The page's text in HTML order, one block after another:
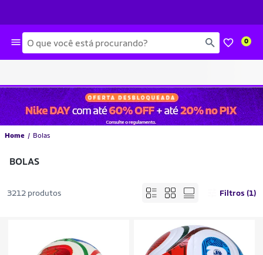
Busca 0
Home Bolas
BOLAS
3212 produtos Filtros (1)